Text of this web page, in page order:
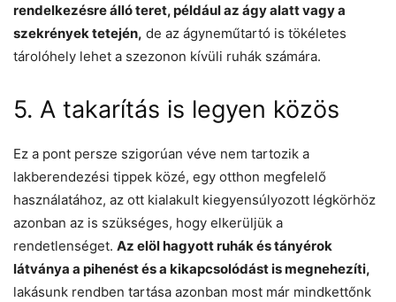
rendelkezésre álló teret, például az ágy alatt vagy a
szekrények tetején, de az ágyneműtartó is tökéletes
tárolóhely lehet a szezonon kívüli ruhák számára.
5. A takarítás is legyen közös
Ez a pont persze szigorúan véve nem tartozik a
lakberendezési tippek közé, egy otthon megfelelő
használatához, az ott kialakult kiegyensúlyozott légkörhöz
azonban az is szükséges, hogy elkerüljük a
rendetlenséget. Az elöl hagyott ruhák és tányérok
látványa a pihenést és a kikapcsolódást is megnehezíti,
lakásunk rendben tartása azonban most már mindkettőnk